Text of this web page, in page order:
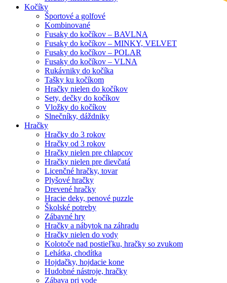
Kočíky
Športové a golfové
Kombinované
Fusaky do kočíkov – BAVLNA
Fusaky do kočíkov – MINKY, VELVET
Fusaky do kočíkov – POLAR
Fusaky do kočíkov – VLNA
Rukávniky do kočíka
Tašky ku kočíkom
Hračky nielen do kočíkov
Sety, dečky do kočíkov
Vložky do kočíkov
Slnečníky, dáždniky
Hračky
Hračky do 3 rokov
Hračky od 3 rokov
Hračky nielen pre chlapcov
Hračky nielen pre dievčatá
Licenčné hračky, tovar
Plyšové hračky
Drevené hračky
Hracie deky, penové puzzle
Školské potreby
Zábavné hry
Hračky a nábytok na záhradu
Hračky nielen do vody
Kolotoče nad postieľku, hračky so zvukom
Lehátka, chodítka
Hojdačky, hojdacie kone
Hudobné nástroje, hračky
Zábava pri vode